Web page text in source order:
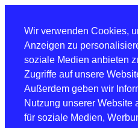
Wir verwenden Cookies,
Anzeigen zu
soziale Medien anbieten
Zugriffe auf unsere
Außerdem geben wir
Nutzung unserer Website
für soziale Medien,